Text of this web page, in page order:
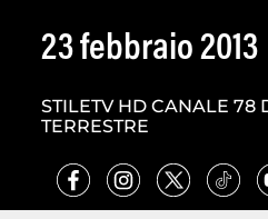
23 febbraio 2013
STILETV HD CANALE 78
TERRESTRE